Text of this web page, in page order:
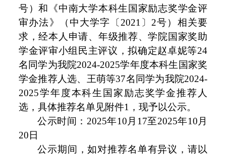
号）和《中南大学本科生国家励志奖学金评
审办法》（中大学字〔 2021 〕 2号）相关要
求，经本人申请、年级推荐、学院国家奖助
学金评审小组民主评议，拟确定赵卓妮等24
名同学为我院2024-2025学年度本科生国家奖
学金推荐人选、王萌等37名同学为我院2024-
2025学年度本科生国家励志奖学金推荐人
选，具体推荐名单见附件1 ，现予以公示。
公示时间： 2025年10 月 17至2025年10 月
20 日
公示期间，如对推荐名单有异议，请以